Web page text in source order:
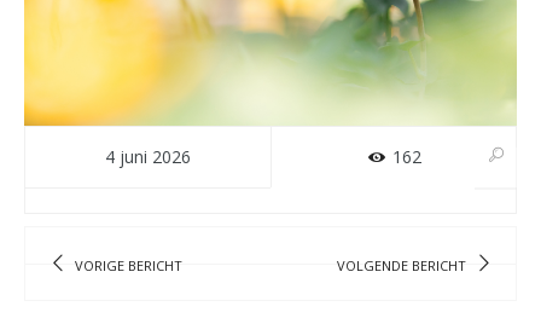
4 juni 2026 162
VORIGE BERICHT VOLGENDE BERICHT